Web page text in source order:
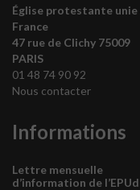
Église protestante unie
France
47 rue de Clichy 75009
PARIS
01 48 74 90 92
Nous contacter
Informations
Lettre mensuelle
d’information de